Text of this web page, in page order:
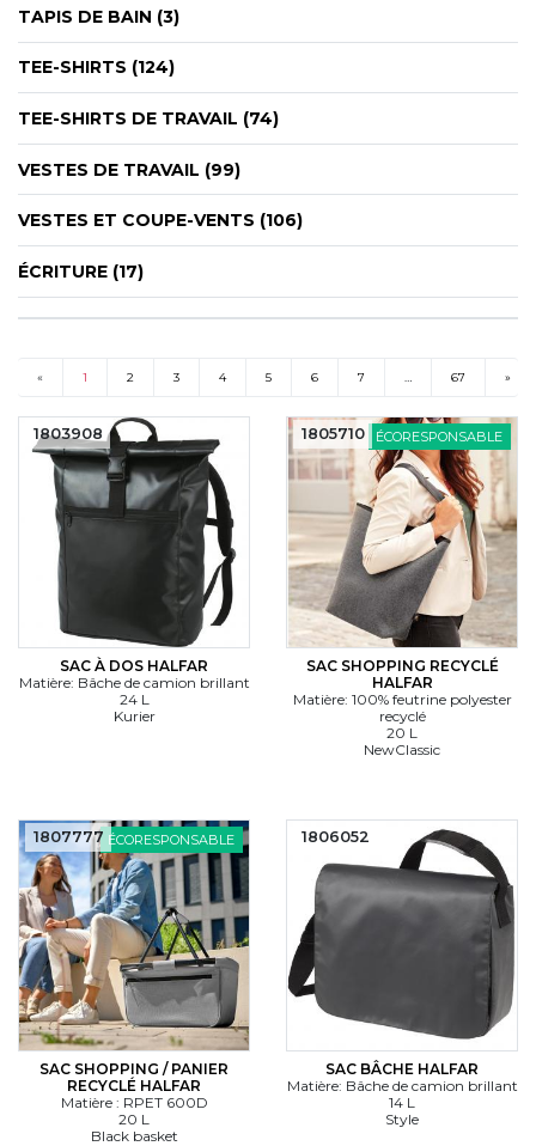
TAPIS DE BAIN (3)
TEE-SHIRTS (124)
TEE-SHIRTS DE TRAVAIL (74)
VESTES DE TRAVAIL (99)
VESTES ET COUPE-VENTS (106)
ÉCRITURE (17)
«
1
2 3 4 5 6 7 67 »
SAC À DOS HALFAR
Matière: Bâche de camion brillant
24 L
Kurier
1803908 ÉCORESPONSABLE
SAC SHOPPING RECYCLÉ
HALFAR
Matière: 100% feutrine polyester
recyclé
20 L
NewClassic
1805710
ÉCORESPONSABLE
SAC SHOPPING / PANIER
RECYCLÉ HALFAR
Matière : RPET 600D
20 L
Black basket
1807777
SAC BÂCHE HALFAR
Matière: Bâche de camion brillant
14 L
Style
1806052